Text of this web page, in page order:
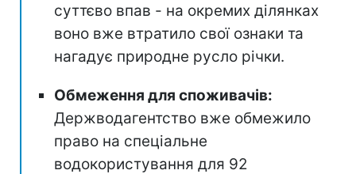
суттєво впав - на окремих ділянках
воно вже втратило свої ознаки та
нагадує природне русло річки.
Обмеження для споживачів:
Держводагентство вже обмежило
право на спеціальне
водокористування для 92